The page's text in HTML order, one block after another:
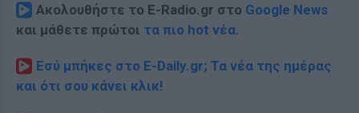
Ακολουθήστε το E-Radio.gr στο Google News
και μάθετε πρώτοι τα πιο hot νέα.
Εσύ μπήκες στο E-Daily.gr; Τα νέα της ημέρας
και ότι σου κάνει κλικ!